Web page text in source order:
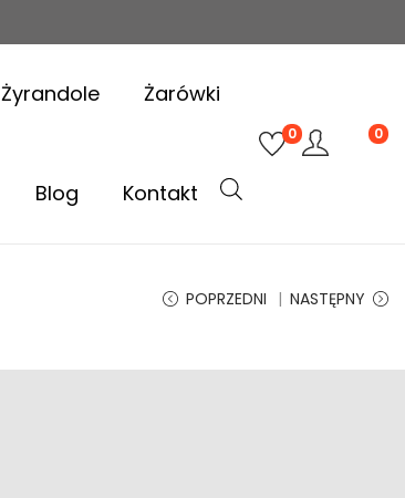
Żyrandole Żarówki
Blog Kontakt
0 0
POPRZEDNI NASTĘPNY